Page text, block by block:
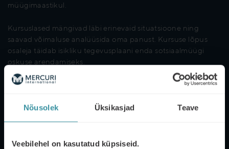
Nõusolek Üksikasjad Teave
Veebilehel on kasutatud küpsiseid.
müügimaastikul.
Kursuslased mängivad läbi erinevaid situatsioone ning
saavad võimaluse analüüsida oma panust. Kursuse lõpus
osaleja täidab isikliku tegevusplaani enda sotsiaalmüügi
oskuse arendamiseks.
Täienduskoolituse õppekavarühm: ärindus ja haldus
tulemusi läbi enda brändi kasvatamise, klientide tähelepanu